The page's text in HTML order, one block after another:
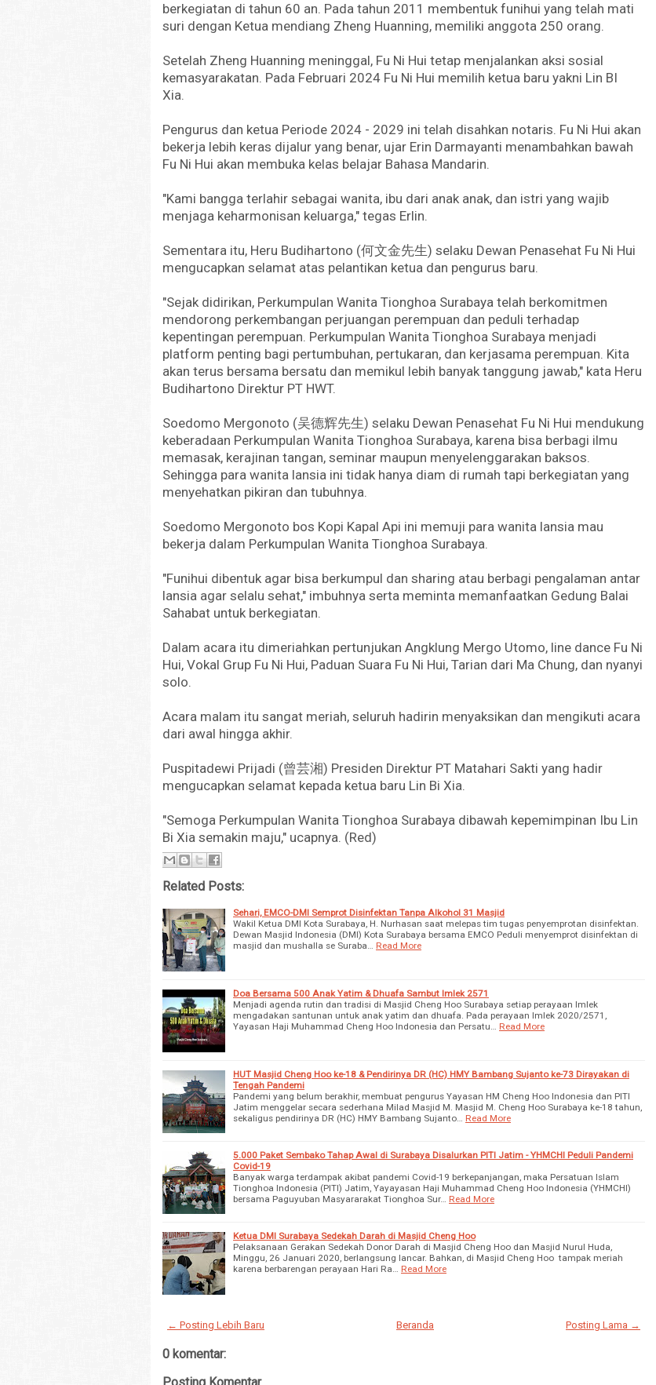
berkegiatan di tahun 60 an. Pada tahun 2011 membentuk funihui yang telah mati
suri dengan Ketua mendiang Zheng Huanning, memiliki anggota 250 orang.
Setelah Zheng Huanning meninggal, Fu Ni Hui tetap menjalankan aksi sosial
kemasyarakatan. Pada Februari 2024 Fu Ni Hui memilih ketua baru yakni Lin BI
Xia.
Pengurus dan ketua Periode 2024 - 2029 ini telah disahkan notaris. Fu Ni Hui akan
bekerja lebih keras dijalur yang benar, ujar Erin Darmayanti menambahkan bawah
Fu Ni Hui akan membuka kelas belajar Bahasa Mandarin.
"Kami bangga terlahir sebagai wanita, ibu dari anak anak, dan istri yang wajib
menjaga keharmonisan keluarga," tegas Erlin.
Sementara itu, Heru Budihartono (何文金先生) selaku Dewan Penasehat Fu Ni Hui
mengucapkan selamat atas pelantikan ketua dan pengurus baru.
"Sejak didirikan, Perkumpulan Wanita Tionghoa Surabaya telah berkomitmen
mendorong perkembangan perjuangan perempuan dan peduli terhadap
kepentingan perempuan. Perkumpulan Wanita Tionghoa Surabaya menjadi
platform penting bagi pertumbuhan, pertukaran, dan kerjasama perempuan. Kita
akan terus bersama bersatu dan memikul lebih banyak tanggung jawab," kata Heru
Budihartono Direktur PT HWT.
Soedomo Mergonoto (吴德辉先生) selaku Dewan Penasehat Fu Ni Hui mendukung
keberadaan Perkumpulan Wanita Tionghoa Surabaya, karena bisa berbagi ilmu
memasak, kerajinan tangan, seminar maupun menyelenggarakan baksos.
Sehingga para wanita lansia ini tidak hanya diam di rumah tapi berkegiatan yang
menyehatkan pikiran dan tubuhnya.
Soedomo Mergonoto bos Kopi Kapal Api ini memuji para wanita lansia mau
bekerja dalam Perkumpulan Wanita Tionghoa Surabaya.
"Funihui dibentuk agar bisa berkumpul dan sharing atau berbagi pengalaman antar
lansia agar selalu sehat," imbuhnya serta meminta memanfaatkan Gedung Balai
Sahabat untuk berkegiatan.
Dalam acara itu dimeriahkan pertunjukan Angklung Mergo Utomo, line dance Fu Ni
Hui, Vokal Grup Fu Ni Hui, Paduan Suara Fu Ni Hui, Tarian dari Ma Chung, dan nyanyi
solo.
Acara malam itu sangat meriah, seluruh hadirin menyaksikan dan mengikuti acara
dari awal hingga akhir.
Puspitadewi Prijadi (曾芸湘) Presiden Direktur PT Matahari Sakti yang hadir
mengucapkan selamat kepada ketua baru Lin Bi Xia.
"Semoga Perkumpulan Wanita Tionghoa Surabaya dibawah kepemimpinan Ibu Lin
Bi Xia semakin maju," ucapnya. (Red)
Related Posts:
Sehari, EMCO-DMI Semprot Disinfektan Tanpa Alkohol 31 Masjid
Wakil Ketua DMI Kota Surabaya, H. Nurhasan saat melepas tim tugas penyemprotan disinfektan.
Dewan Masjid Indonesia (DMI) Kota Surabaya bersama EMCO Peduli menyemprot disinfektan di
masjid dan mushalla se Suraba…
Read More
Doa Bersama 500 Anak Yatim & Dhuafa Sambut Imlek 2571
Menjadi agenda rutin dan tradisi di Masjid Cheng Hoo Surabaya setiap perayaan Imlek
mengadakan santunan untuk anak yatim dan dhuafa. Pada perayaan Imlek 2020/2571,
Yayasan Haji Muhammad Cheng Hoo Indonesia dan Persatu…
Read More
HUT Masjid Cheng Hoo ke-18 & Pendirinya DR (HC) HMY Bambang Sujanto ke-73 Dirayakan di
Tengah Pandemi
Pandemi yang belum berakhir, membuat pengurus Yayasan HM Cheng Hoo Indonesia dan PITI
Jatim menggelar secara sederhana Milad Masjid M. Masjid M. Cheng Hoo Surabaya ke-18 tahun,
sekaligus pendirinya DR (HC) HMY Bambang Sujanto…
Read More
5.000 Paket Sembako Tahap Awal di Surabaya Disalurkan PITI Jatim - YHMCHI Peduli Pandemi
Covid-19
Banyak warga terdampak akibat pandemi Covid-19 berkepanjangan, maka Persatuan Islam
Tionghoa Indonesia (PITI) Jatim, Yayayasan Haji Muhammad Cheng Hoo Indonesia (YHMCHI)
bersama Paguyuban Masyararakat Tionghoa Sur…
Read More
Ketua DMI Surabaya Sedekah Darah di Masjid Cheng Hoo
Pelaksanaan Gerakan Sedekah Donor Darah di Masjid Cheng Hoo dan Masjid Nurul Huda,
Minggu, 26 Januari 2020, berlangsung lancar. Bahkan, di Masjid Cheng Hoo tampak meriah
karena berbarengan perayaan Hari Ra…
Read More
← Posting Lebih Baru Posting Lama →
Beranda
0 komentar:
Posting Komentar